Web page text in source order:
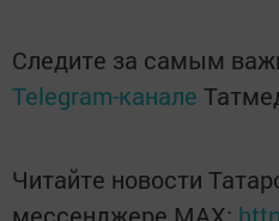
Следите за самым
Telegram-канале
Читайте новости